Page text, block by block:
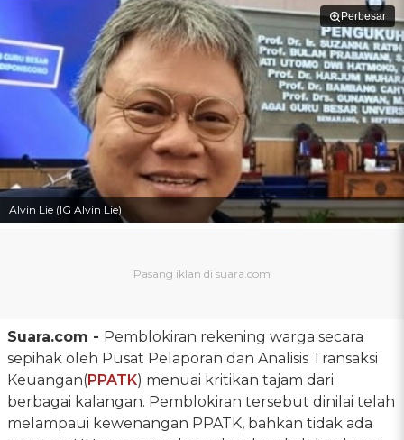
Perbesar
Alvin Lie (IG Alvin Lie)
Suara.com - Pemblokiran rekening warga secara
sepihak oleh Pusat Pelaporan dan Analisis Transaksi
Keuangan(PPATK) menuai kritikan tajam dari
berbagai kalangan. Pemblokiran tersebut dinilai telah
melampaui kewenangan PPATK, bahkan tidak ada